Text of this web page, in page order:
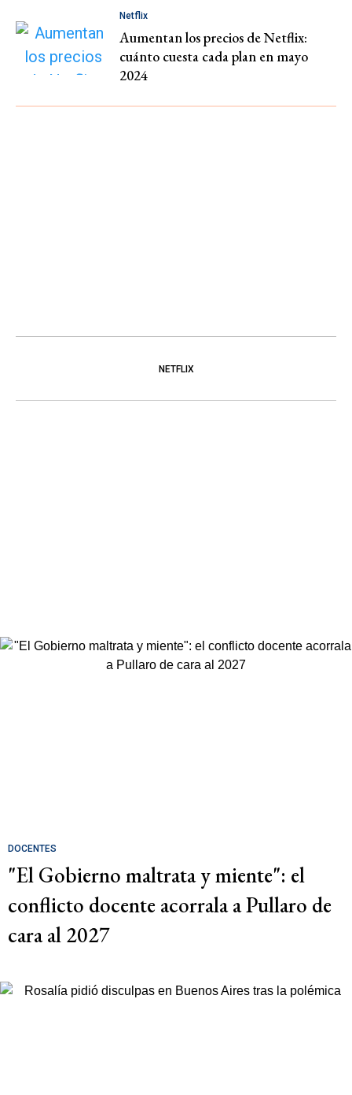
Netflix
Aumentan los precios de Netflix:
cuánto cuesta cada plan en mayo
2024
NETFLIX
DOCENTES
"El Gobierno maltrata y miente": el
conflicto docente acorrala a Pullaro de
cara al 2027